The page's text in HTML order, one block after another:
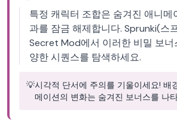
특정 캐릭터 조합은 숨겨진 애니메
과를 잠금 해제합니다. Sprunki(스
Secret Mod에서 이러한 비밀 보너
양한 시퀀스를 탐색하세요.
💡시각적 단서에 주의를 기울이세요! 배
메이션의 변화는 숨겨진 보너스를 나